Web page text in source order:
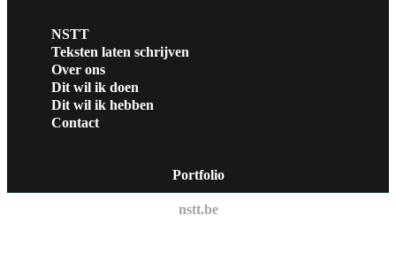
NSTT
Teksten laten schrijven
Over ons
Dit wil ik doen
Dit wil ik hebben
Contact
Portfolio
nstt.be